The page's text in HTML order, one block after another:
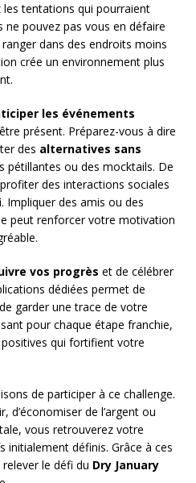
les tentations qui pourraient
ne pouvez pas vous en défaire
dans des endroits moins
crée un environnement plus
les événements
présent. Préparez-vous à dire
des alternatives sans
pétillantes ou des mocktails. De
des interactions sociales
des amis ou des
peut renforcer votre motivation
vos progrès et de célébrer
dédiées permet de
garder une trace de votre
pour chaque étape franchie,
qui fortifient votre
de participer à ce challenge.
d’économiser de l’argent ou
vous retrouverez votre
définis. Grâce à ces
le défi du Dry January